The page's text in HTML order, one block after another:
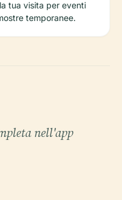
tua visita per eventi
temporanee.
nell'app